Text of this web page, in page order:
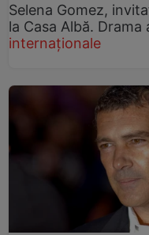
Selena Gomez,
la Casa Albă. Drama
internaționale